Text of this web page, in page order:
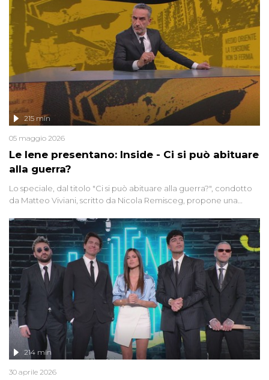
Le Iene presentano: Inside - Ci si può abituare
alla guerra?
215 min
05 maggio 2026
Lo speciale, dal titolo "Ci si può abituare alla guerra?", condotto
da Matteo Viviani, scritto da Nicola Remisceg, propone una
di settore - su quanto la guerra sia diventata una realtà pervasiva.
Anche se l'Italia non è direttamente coinvolta in conflitti armati, il
contesto globale rende impossibile considerarla un fenomeno
lontano.
214 min
30 aprile 2026